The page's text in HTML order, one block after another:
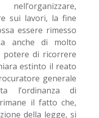
sui lavori, la fine
essere rimesso
anche di molto
di ricorrere
estinto il reato
generale
l’ordinanza di
il fatto che,
della legge, si